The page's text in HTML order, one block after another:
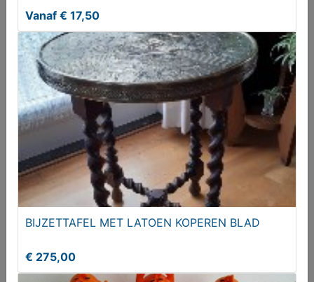
DECORATIEVE HOLLANDSE MELKEMMER
€ 57,50
Vanaf € 17,50
BIJZETTAFEL MET LATOEN KOPEREN BLAD
€ 275,00